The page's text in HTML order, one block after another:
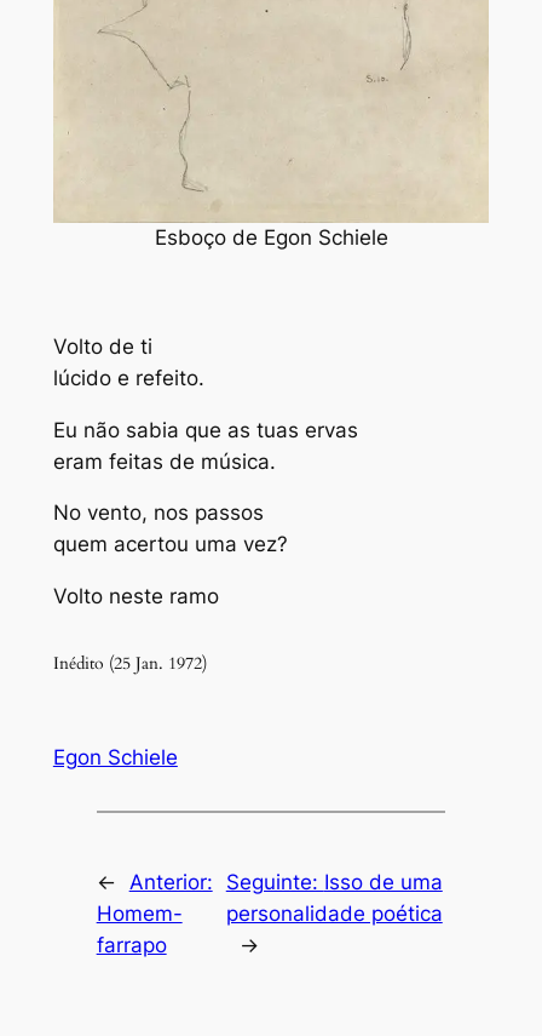
Esboço de Egon Schiele
Volto de ti
lúcido e refeito.
Eu não sabia que as tuas ervas
eram feitas de música.
No vento, nos passos
quem acertou uma vez?
Volto neste ramo
Inédito (25 Jan. 1972)
Egon Schiele
← Anterior:
Homem-
farrapo
Seguinte: Isso de uma
personalidade poética
→